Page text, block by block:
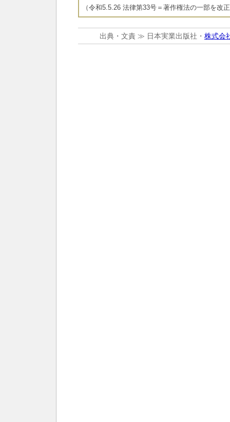
（令和5.5.26 法律第33号＝著作権法の一部を改
出典・文責 ≫ 日本実業出版社・ 株式会